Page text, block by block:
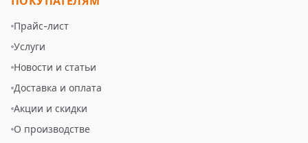
Прайс-лист
Услуги
Новости и статьи
Доставка и оплата
Акции и скидки
О производстве